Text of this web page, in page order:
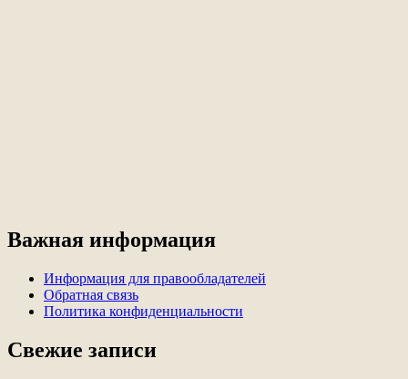
Важная информация
Информация для правообладателей
Обратная связь
Политика конфиденциальности
Свежие записи